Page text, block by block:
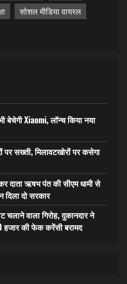
सोशल मीडिया वायरल
बेचेगी Xiaomi, लॉन्च किया नया
पर सख्ती, मिलावटखोरों पर कसेगा
ऋषभ पंत की सीएम धामी से
दिला दो सरकार
वाला गिरोह, दुकानदार ने
की फेक करेंसी बरामद